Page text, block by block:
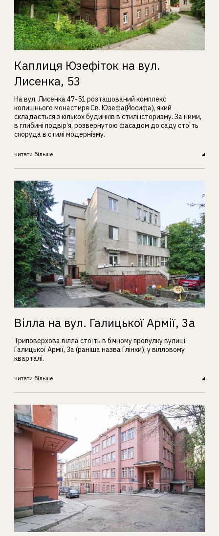
Каплиця Юзефіток на вул.
Лисенка, 53
На вул. Лисенка 47-51 розташований комплекс
колишнього монастиря Св. Юзефа(Йосифа), який
складається з кількох будинків в стилі історизму. За ними,
в глибині подвір’я, розвернутою фасадом до саду стоїть
споруда в стилі модернізму.
читати більше
Вілла на вул. Галицької Армії, 3а
Триповерхова вілла стоїть в бічному провулку вулиці
Галицької Армії, 3а (раніша назва Глінки), у вілловому
кварталі.
читати більше